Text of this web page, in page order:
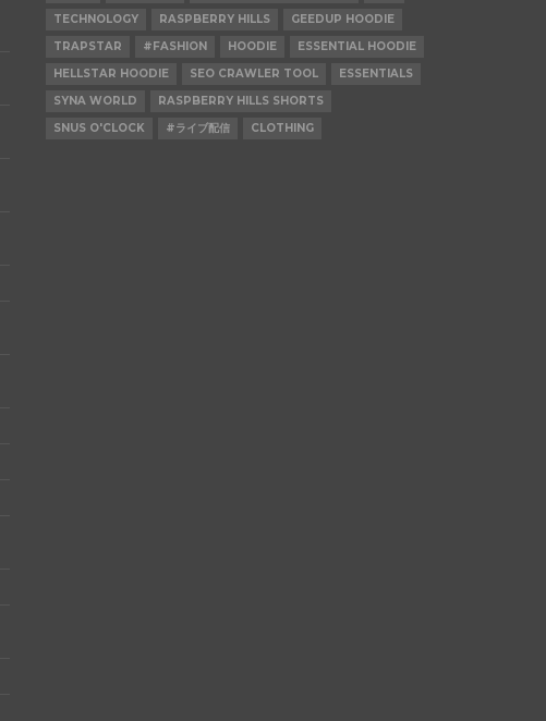
TECHNOLOGY
RASPBERRY HILLS
GEEDUP HOODIE
TRAPSTAR
#FASHION HOODIE
ESSENTIAL HOODIE
HELLSTAR HOODIE
SEO CRAWLER TOOL
ESSENTIALS
SYNA WORLD
RASPBERRY HILLS SHORTS
SNUS O'CLOCK
#ライブ配信 CLOTHING